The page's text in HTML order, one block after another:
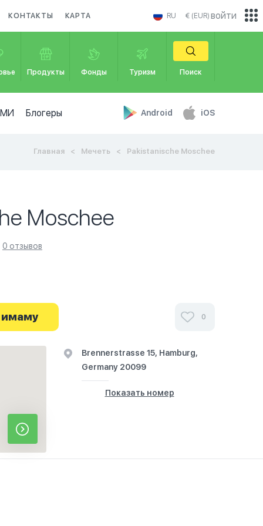
КОНТАКТЫ КАРТА RU € (EUR)
Продукты Фонды Туризм Поиск
Блогеры Android iOS
войти
Главная Мечеть Pakistanische Moschee
Moschee
0 отзывов
посетителей Pakistanische Moschee в
и узнайте о часах работы. Ваше духовное
здесь.
имаму 0
Brennerstrasse 15, Hamburg,
Germany 20099
Показать номер